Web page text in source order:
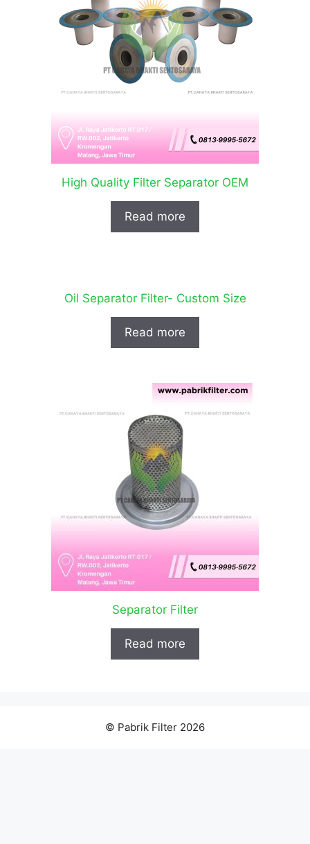
High Quality Filter Separator OEM
Read more
Oil Separator Filter- Custom Size
Read more
Separator Filter
Read more
© Pabrik Filter 2026